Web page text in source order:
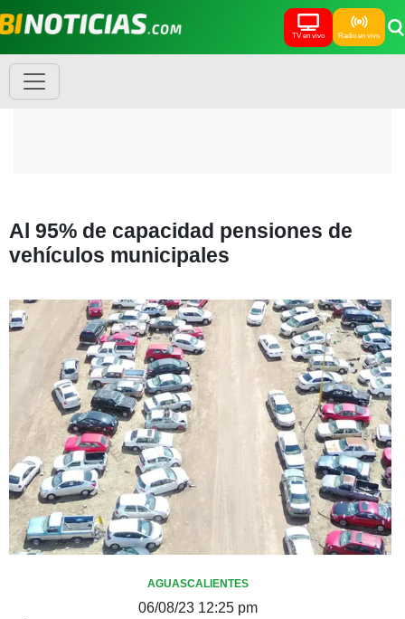
TV en vivo Radio en vivo
Al 95% de capacidad pensiones de
vehículos municipales
AGUASCALIENTES
06/08/23 12:25 pm